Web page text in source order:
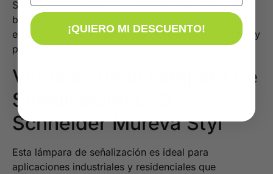
Se vende sin lámpara, permitiendo usar el tipo de
bombilla compatible con sus necesidades
específicas, garantizando así una mayor flexibilidad y
personalización en su sistema de iluminación.
Ventajas de la Lámpara de
Señalización LED
Schneider Mureva Styl
Esta lámpara de señalización es ideal para
aplicaciones industriales y residenciales que
¡QUIERO MI DESCUENTO!